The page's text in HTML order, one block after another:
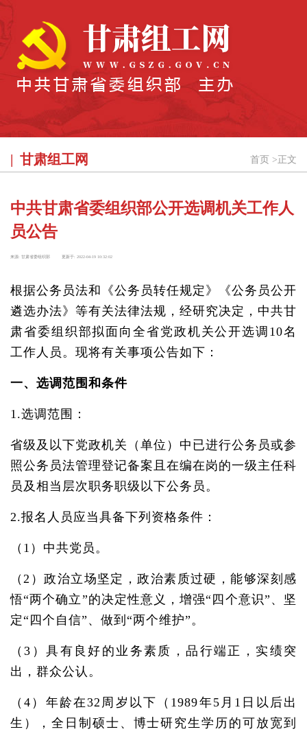
甘肃组工网 首页 > 正文
中共甘肃省委组织部公开选调机关工作人
员公告
来源: 甘肃省委组织部 更新于: 2022-04-19 10:32:02
根据公务员法和《公务员转任规定》《公务员公开
遴选办法》等有关法律法规，经研究决定，中共甘
肃省委组织部拟面向全省党政机关公开选调10名
工作人员。现将有关事项公告如下：
一、选调范围和条件
1.选调范围：
省级及以下党政机关（单位）中已进行公务员或参
照公务员法管理登记备案且在编在岗的一级主任科
员及相当层次职务职级以下公务员。
2.报名人员应当具备下列资格条件：
（1）中共党员。
（2）政治立场坚定，政治素质过硬，能够深刻感
悟“两个确立”的决定性意义，增强“四个意识”、坚
定“四个自信”、做到“两个维护”。
（3）具有良好的业务素质，品行端正，实绩突
出，群众公认。
（4）年龄在32周岁以下（1989年5月1日以后出
生），全日制硕士、博士研究生学历的可放宽到